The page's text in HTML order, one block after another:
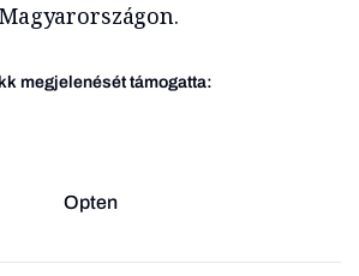
megjelenését támogatta:
Opten